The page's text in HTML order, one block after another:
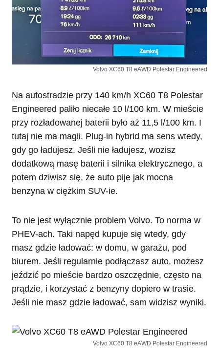
Volvo XC60 T8 eAWD Polestar Engineered
Na autostradzie przy 140 km/h XC60 T8 Polestar
Engineered paliło niecałe 10 l/100 km. W mieście
przy rozładowanej baterii było aż 11,5 l/100 km. I
tutaj nie ma magii. Plug-in hybrid ma sens wtedy,
gdy go ładujesz. Jeśli nie ładujesz, wozisz
dodatkową masę baterii i silnika elektrycznego, a
potem dziwisz się, że auto pije jak mocna
benzyna w ciężkim SUV-ie.
To nie jest wyłącznie problem Volvo. To norma w
PHEV-ach. Taki napęd kupuje się wtedy, gdy
masz gdzie ładować: w domu, w garażu, pod
biurem. Jeśli regularnie podłączasz auto, możesz
jeździć po mieście bardzo oszczędnie, często na
prądzie, i korzystać z benzyny dopiero w trasie.
Jeśli nie masz gdzie ładować, sam widzisz wyniki.
Volvo XC60 T8 eAWD Polestar Engineered